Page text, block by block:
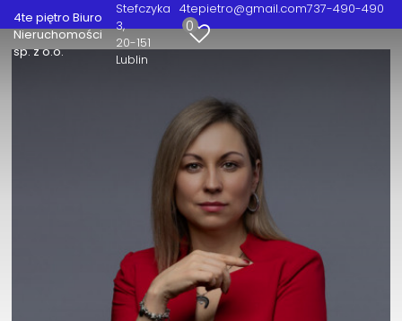
4te piętro Biuro
Nieruchomości
sp. z o.o.
Stefczyka
3
20-151
Lublin
4tepietro@gmail.com737-490-490
0